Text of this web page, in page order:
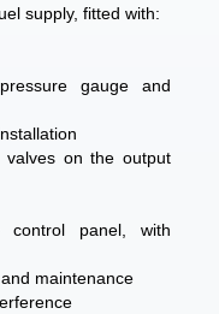
supply, fitted with:
gauge and
valves on the output
control panel, with
maintenance